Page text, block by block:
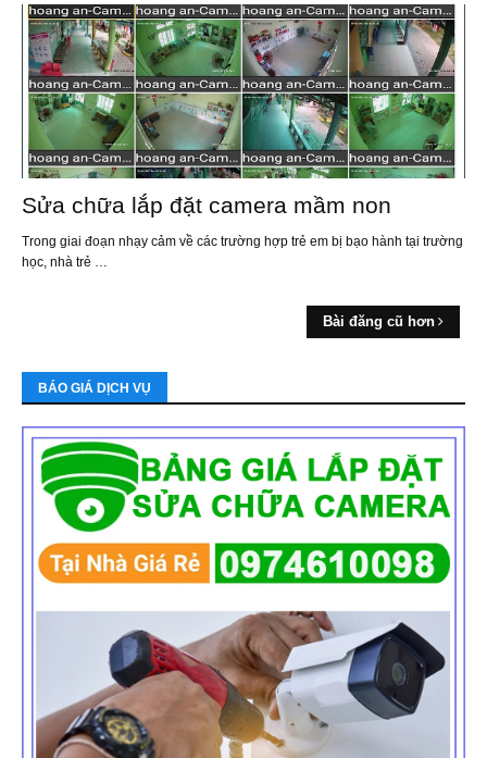
Sửa chữa lắp đặt camera mầm non
Trong giai đoạn nhạy cảm về các trường hợp trẻ em bị bạo hành tại trường
học, nhà trẻ …
Bài đăng cũ hơn
BÁO GIÁ DỊCH VỤ